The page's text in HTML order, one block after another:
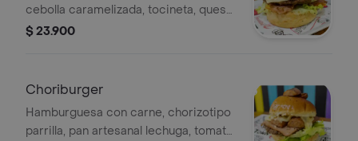
cebolla caramelizada, tocineta, queso
cheddar, salsa tartara, salsa bbq
$ 23.900
Choriburger
Hamburguesa con carne, chorizotipo
parrilla, pan artesanal lechuga, tomate,